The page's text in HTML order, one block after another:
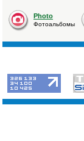
Photo
Фотоальбомы